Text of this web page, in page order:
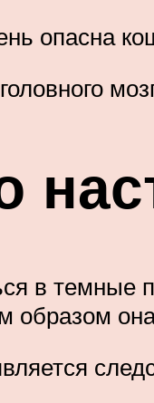
опасна
в темные
образом